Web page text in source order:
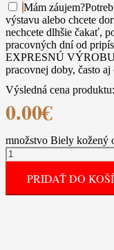
Mám záujem?
výstavu alebo chcete
nechcete dlhšie čakať,
pracovných dní od
EXPRESNÚ VÝROBU
pracovnej doby, často aj
Výsledná cena produktu:
0.00€
množstvo Biely kožený
PRIDAŤ DO